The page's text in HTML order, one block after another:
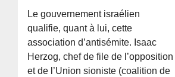
Le gouvernement israélien
qualifie, quant à lui, cette
association d’antisémite. Isaac
Herzog, chef de file de l’opposition
et de l’Union sioniste (coalition de